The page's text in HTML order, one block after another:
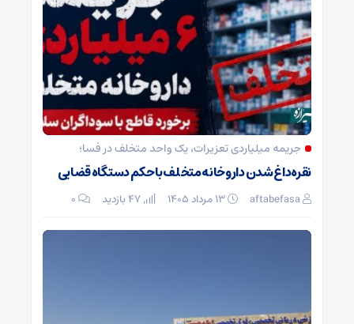
جریمه میلیاردی تعزیرات، یک واحد متخلف در فسا؛
نقره‌داغ شدن داروخانه متخلف با حکم دستگاه قضایی
aftabefasa ۰